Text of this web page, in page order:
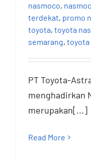
nasmoco,
terdekat, promo
toyota, toyota
semarang,
PT Toyota-
menghadirkan
merupakan[...]
Read More